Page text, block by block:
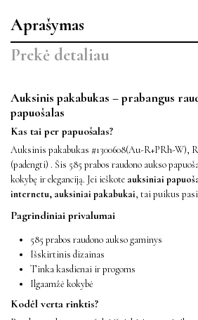
Aprašymas
Prekė detaliau
Auksinis pakabukas – prabangus
papuošalas
Kas tai per papuošalas?
Auksinis pakabukas #1300608(Au-R+PRh-W),
(padengti) . Šis 585 prabos raudono aukso
kokybę ir eleganciją. Jei ieškote auksiniai
internetu, auksiniai pakabukai, tai puikus
Pagrindiniai privalumai
585 prabos raudono aukso gaminys
Išskirtinis dizainas
Tinka kasdienai ir progoms
Ilgaamžė kokybė
Kodėl verta rinktis?